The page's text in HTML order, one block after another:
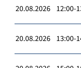
20.08.2026 12:00-
20.08.2026 13:00-